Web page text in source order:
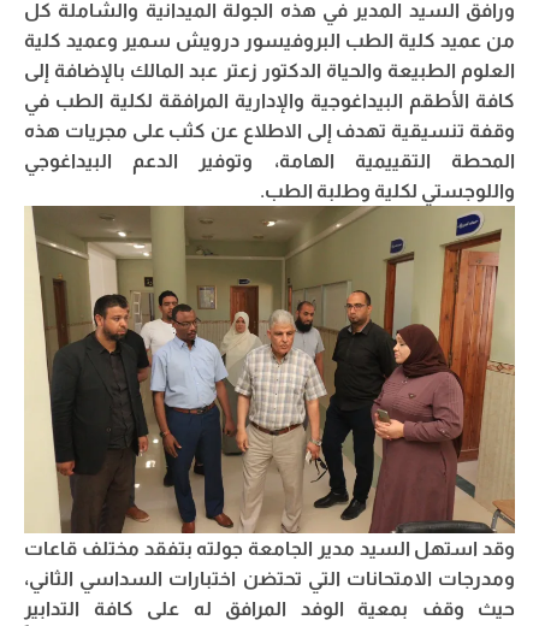
ورافق السيد المدير في هذه الجولة الميدانية والشاملة كل
من عميد كلية الطب البروفيسور درويش سمير وعميد كلية
العلوم الطبيعة والحياة الدكتور زعتر عبد المالك بالإضافة إلى
كافة الأطقم البيداغوجية والإدارية المرافقة لكلية الطب في
وقفة تنسيقية تهدف إلى الاطلاع عن كثب على مجريات هذه
المحطة التقييمية الهامة، وتوفير الدعم البيداغوجي
واللوجستي لكلية وطلبة الطب.
وقد استهل السيد مدير الجامعة جولته بتفقد مختلف قاعات
ومدرجات الامتحانات التي تحتضن اختبارات السداسي الثاني،
حيث وقف بمعية الوفد المرافق له على كافة التدابير